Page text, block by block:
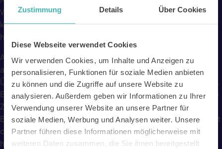
Zustimmung Details Über Cookies
Diese Webseite verwendet Cookies
Wir verwenden Cookies, um Inhalte und Anzeigen zu
personalisieren, Funktionen für soziale Medien anbieten
zu können und die Zugriffe auf unsere Website zu
analysieren. Außerdem geben wir Informationen zu Ihrer
Verwendung unserer Website an unsere Partner für
soziale Medien, Werbung und Analysen weiter. Unsere
Partner führen diese Informationen möglicherweise mit
weiteren Daten zusammen, die Sie ihnen bereitgestellt
Welt übersichtlich und einfach. Egal, ob es sich um ein
kleines Auto, einen Transporter, oder alles dazwischen
handelt, du findest was du brauchst.
Alle obligatorischen Gebühren, Steuern und Extras sind im
angegebenen Preis enthalten, sodass es keine
Überraschungen gibt, wenn du am Mietschalter ankommst.
Bei DiscoverCars.com kannst du dir sicher sein, dass deine
Zufriedenheit an erster Stelle steht, was durch die
Bewertungen von Zehntausenden von Kunden auf Trustpilot
deutlich wird. Dein 24/7-Kundendienst ist immer bereit zu
helfen!